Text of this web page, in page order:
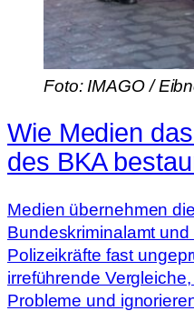
Foto: IMAGO /
Wie Medien
des BKA
Medien übernehmen
Bundeskriminalamt
Polizeikräfte fast
irreführende
Probleme und